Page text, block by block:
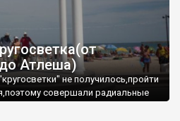
Атлеша)
не получилось,пройти
совершали радиальные